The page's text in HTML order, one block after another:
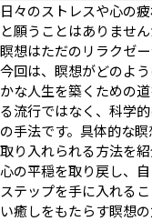
日々のストレスや心の
と願うことはありませ
瞑想はただのリラクゼ
今回は、瞑想がどのよ
かな人生を築くための
る流行ではなく、科学
の手法です。具体的な
取り入れられる方法を紹
心の平穏を取り戻し、
ステップを手に入れる
い癒しをもたらす瞑想